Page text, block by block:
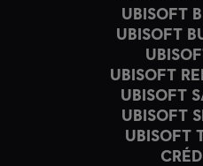
UBISOFT
UBISOFT
UBISOFT
UBISOFT
UBISOFT
UBISOFT